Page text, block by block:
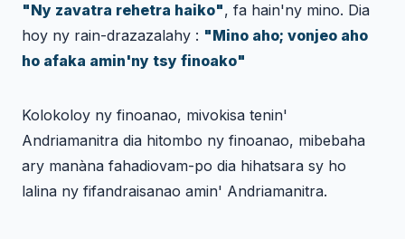
"Ny zavatra rehetra haiko", fa hain'ny mino. Dia
hoy ny rain-drazazalahy : "Mino aho; vonjeo aho
ho afaka amin'ny tsy finoako"
Kolokoloy ny finoanao, mivokisa tenin'
Andriamanitra dia hitombo ny finoanao, mibebaha
ary manàna fahadiovam-po dia hihatsara sy ho
lalina ny fifandraisanao amin' Andriamanitra.